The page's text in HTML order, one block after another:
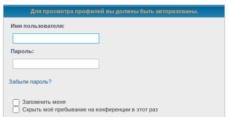
с
Для просмотра профилей вы должны быть авторизованы.
Имя пользователя:
Пароль:
Забыли пароль?
Запомнить меня
Скрыть моё пребывание на конференции в этот раз